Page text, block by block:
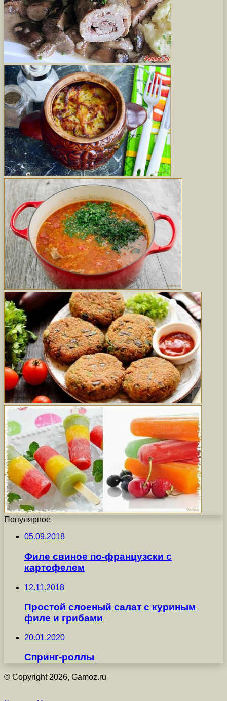
Популярное
05.09.2018
Филе свиное по-французски с
картофелем
12.11.2018
Простой слоеный салат с куриным
филе и грибами
20.01.2020
Спринг-роллы
© Copyright 2026, Gamoz.ru